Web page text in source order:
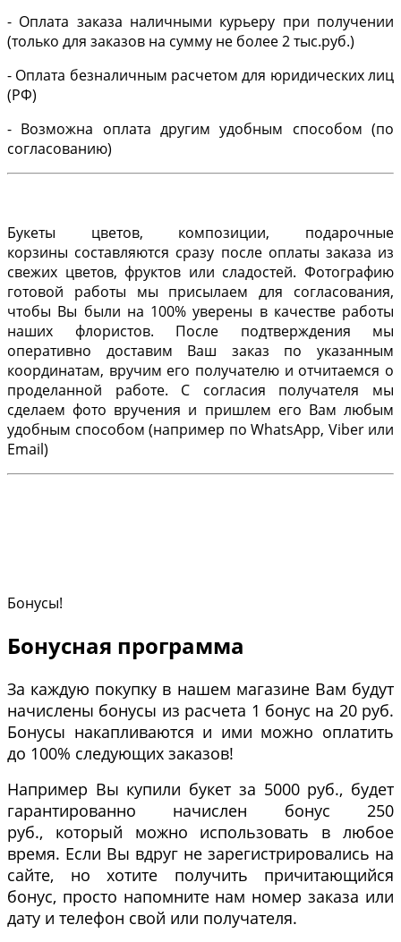
- Оплата заказа наличными курьеру при получении
(только для заказов на сумму не более 2 тыс.руб.)
- Оплата безналичным расчетом для юридических лиц
(РФ)
- Возможна оплата другим удобным способом (по
согласованию)
Букеты цветов, композиции, подарочные
корзины составляются сразу после оплаты заказа из
свежих цветов, фруктов или сладостей. Фотографию
готовой работы мы присылаем для согласования,
чтобы Вы были на 100% уверены в качестве работы
наших флористов. После подтверждения мы
оперативно доставим Ваш заказ по указанным
координатам, вручим его получателю и отчитаемся о
проделанной работе. С согласия получателя мы
сделаем фото вручения и пришлем его Вам любым
удобным способом (например по WhatsApp, Viber или
Email)
Бонусы!
Бонусная программа
За каждую покупку в нашем магазине Вам будут
начислены бонусы из расчета 1 бонус на 20 руб.
Бонусы накапливаются и ими можно оплатить
до 100% следующих заказов!
Например Вы купили букет за 5000 руб., будет
гарантированно начислен бонус 250
руб., который можно использовать в любое
время. Если Вы вдруг не зарегистрировались на
сайте, но хотите получить причитающийся
бонус, просто напомните нам номер заказа или
дату и телефон свой или получателя.